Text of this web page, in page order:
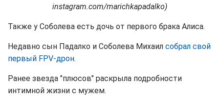
instagram.com/marichkapadalko)
Также у Соболева есть дочь от первого брака Алиса.
Недавно сын Падалко и Соболева Михаил собрал свой
первый FPV-дрон.
Ранее звезда "плюсов" раскрыла подробности
интимной жизни с мужем.